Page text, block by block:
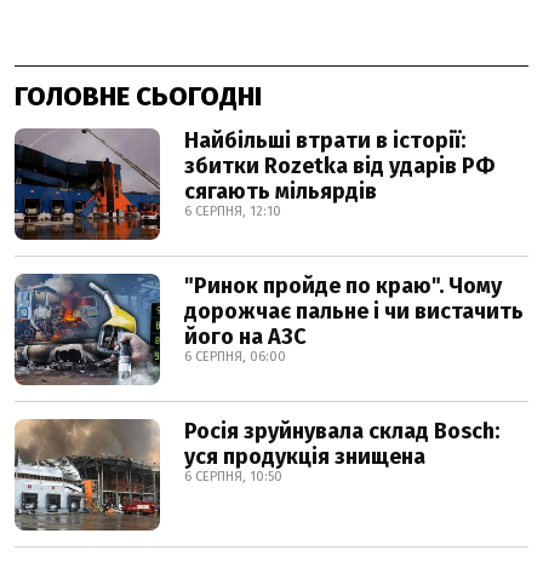
ГОЛОВНЕ СЬОГОДНІ
Найбільші втрати в історії:
збитки Rozetka від ударів РФ
сягають мільярдів
6 СЕРПНЯ, 12:10
"Ринок пройде по краю". Чому
дорожчає пальне і чи вистачить
його на АЗС
6 СЕРПНЯ, 06:00
Росія зруйнувала склад Bosch:
уся продукція знищена
6 СЕРПНЯ, 10:50